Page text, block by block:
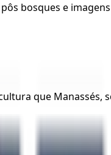
bosques e
que Manassés,